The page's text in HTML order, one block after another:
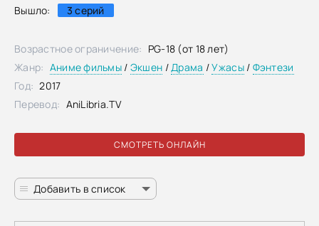
Вышло:
3 серий
СМОТРЕТЬ ОНЛАЙН
Добавить в список
Возрастное ограничение: PG-18 (от 18 лет)
Жанр: Аниме фильмы / Экшен /Драма /Ужасы/ Фэнтези
Год: 2017
Перевод: AniLibria.TV